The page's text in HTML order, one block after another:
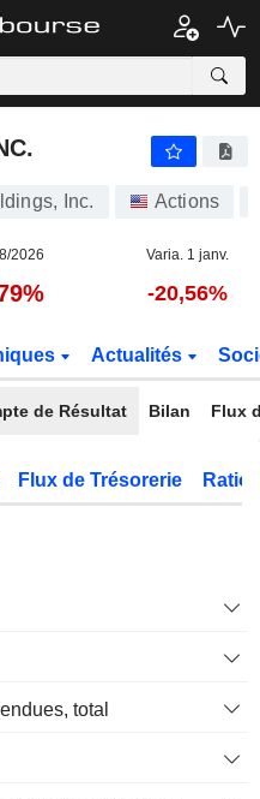
Inc. Actions
2026 Varia. 1 janv.
-20,56%
Actualités
de Résultat Bilan Flux
Flux de Trésorerie
total